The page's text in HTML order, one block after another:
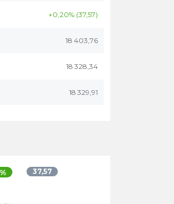
+0,20% (37,57)
18 403,76
18 328,34
18 329,91
37,57